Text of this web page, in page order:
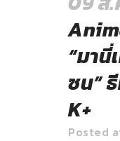
“มา
ซน”
K+
Posted